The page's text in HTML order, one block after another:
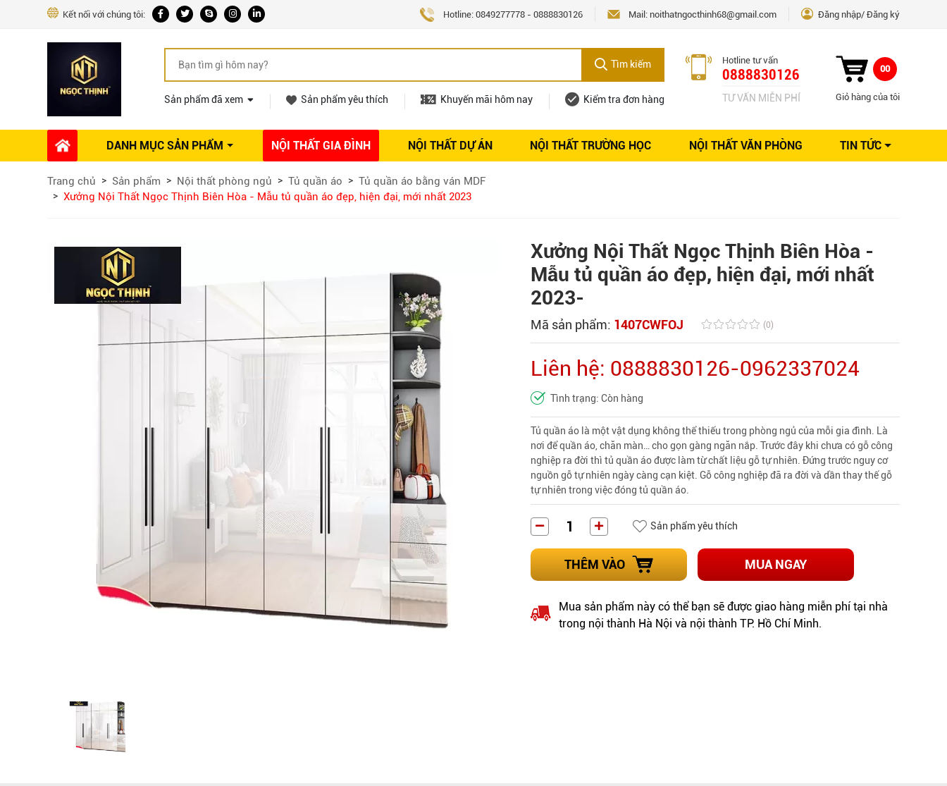
Kết nối với chúng tôi: Hotline: 0849277778 - 0888830126 Mail: noithatngocthinh68@gmail.com Đăng nhập Đăng ký
Tìm kiếm
Sản phẩm đã xem Sản phẩm yêu thích Khuyến mãi hôm nay Kiểm tra đơn hàng
Hotline tư vấn
0888830126
TƯ VẤN MIỄN PHÍ
00
Giỏ hàng của tôi
DANH MỤC SẢN PHẨM
Phụ kiện Nội thất
Ổ khóa tủ
Vòi rửa nhà bếp
Phụ kiện tủ áo
Phụ kiện tủ bếp trên
Thùng đựng gạo
Chậu rửa bát
NỘI THẤT GIA ĐÌNH NỘI THẤT DỰ ÁN NỘI THẤT TRƯỜNG HỌC NỘI THẤT VĂN PHÒNG TIN TỨC
Dự án thi công Báo giá Nội thất
Trang chủ Sản phẩm Nội thất phòng ngủ Tủ quần áo
Tủ quần áo bằng ván MDF
Xưởng Nội Thất Ngọc Thịnh Biên Hòa - Mẫu tủ quần áo đẹp, hiện đại, mới nhất 2023
Xưởng Nội Thất Ngọc Thịnh Biên Hòa -
Mẫu tủ quần áo đẹp, hiện đại, mới nhất
2023-
Mã sản phẩm: 1407CWFOJ (0)
Liên hệ: 0888830126-0962337024
Tình trạng: Còn hàng
Tủ quần áo là một vật dụng không thể thiếu trong phòng ngủ của mỗi gia đình. Là
nơi để quần áo, chăn màn… cho gọn gàng ngăn nắp. Trước đây khi chưa có gỗ công
nghiệp ra đời thì tủ quần áo được làm từ chất liệu gỗ tự nhiên. Đứng trước nguy cơ
nguồn gỗ tự nhiên ngày càng cạn kiệt. Gỗ công nghiệp đã ra đời và dần thay thế gỗ
tự nhiên trong việc đóng tủ quần áo.
Sản phẩm yêu thích
THÊM VÀO MUA NGAY
Mua sản phẩm này có thể bạn sẽ được giao hàng miễn phí tại nhà
trong nội thành Hà Nội và nội thành TP. Hồ Chí Minh.